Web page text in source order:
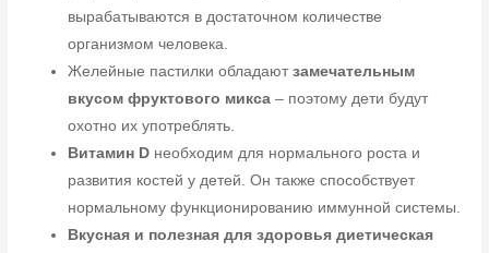
вырабатываются в достаточном количестве
организмом человека.
Желейные пастилки обладаютзамечательным
вкусом фруктового микса – поэтому дети будут
охотно их употреблять.
Витамин D необходим для нормального роста и
развития костей у детей. Он также способствует
нормальному функционированию иммунной системы.
Вкусная и полезная для здоровья диетическая